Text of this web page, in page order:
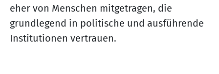
eher von Menschen mitgetragen, die
grundlegend in politische und ausführende
Institutionen vertrauen.